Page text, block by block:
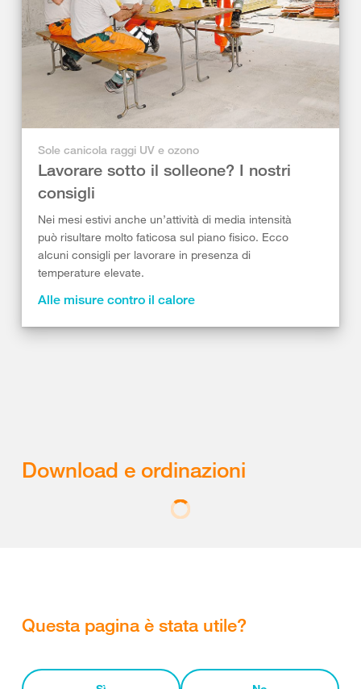
Sole canicola raggi UV e ozono
Lavorare sotto il solleone? I nostri
consigli
Nei mesi estivi anche un’attività di media intensità
può risultare molto faticosa sul piano fisico. Ecco
alcuni consigli per lavorare in presenza di
temperature elevate.
Alle misure contro il calore
Download e ordinazioni
Questa pagina è stata utile?